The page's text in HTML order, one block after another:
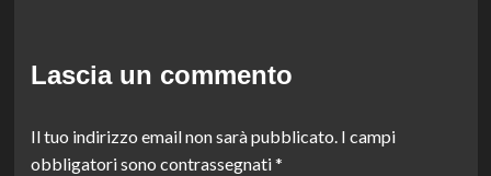
Lascia un commento
Il tuo indirizzo email non sarà pubblicato. I campi
obbligatori sono contrassegnati*